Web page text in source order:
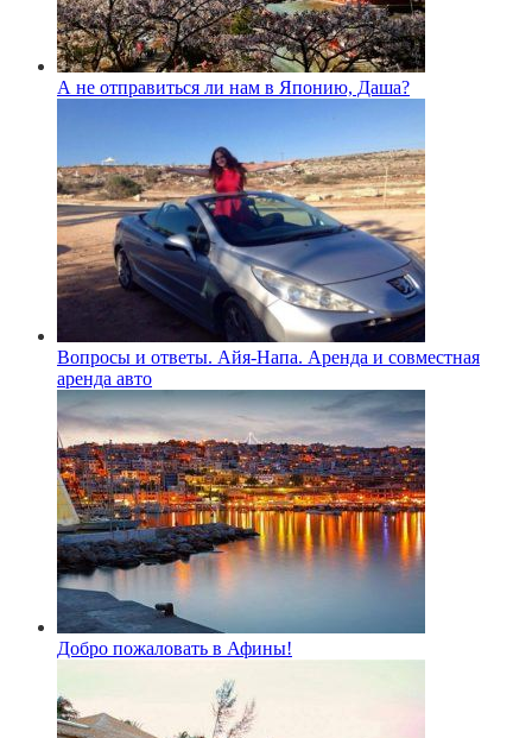
А не отправиться ли нам в Японию, Даша?
Вопросы и ответы. Айя-Напа. Аренда и совместная
аренда авто
Добро пожаловать в Афины!